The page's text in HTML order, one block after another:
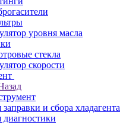
уровня масла
стекла
скорости
заправки и сбора хладагента
диагностики